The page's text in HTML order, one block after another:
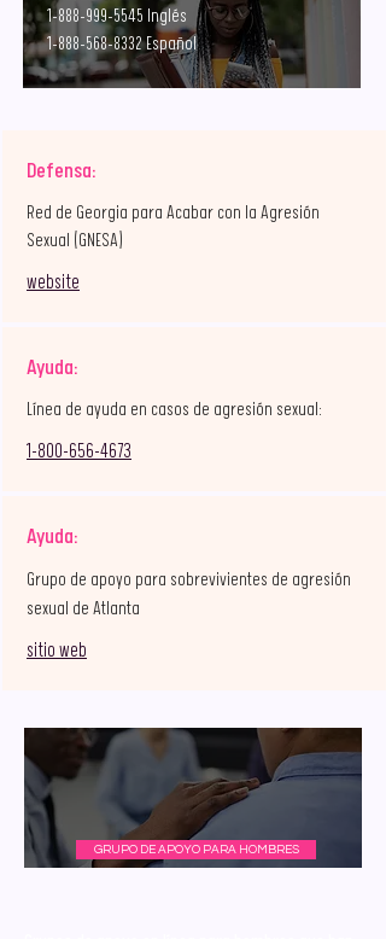
1-888-999-5545 Inglés
1-888-568-8332Español
Defensa:
Red de Georgia para Acabar con la Agresión
Sexual (GNESA)
website
Ayuda:
Línea de ayuda en casos de agresión sexual:
1-800-656-4673
Ayuda:
Grupo de apoyo para sobrevivientes de agresión
sexual de Atlanta
sitio web
GRUPO DE APOYO PARA HOMBRES